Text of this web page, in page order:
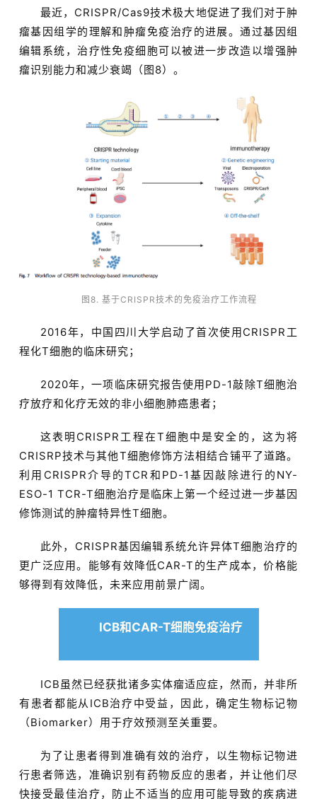
最近，CRISPR/Cas9技术极大地促进了我们对于肿
瘤基因组学的理解和肿瘤免疫治疗的进展。通过基因组
编辑系统，治疗性免疫细胞可以被进一步改造以增强肿
瘤识别能力和减少衰竭（图8）。
图8. 基于CRISPR技术的免疫治疗工作流程
2016年，中国四川大学启动了首次使用CRISPR工
程化T细胞的临床研究；
2020年，一项临床研究报告使用PD-1敲除T细胞治
疗放疗和化疗无效的非小细胞肺癌患者；
这表明CRISPR工程在T细胞中是安全的，这为将
CRISRP技术与其他T细胞修饰方法相结合铺平了道路。
利用CRISPR介导的TCR和PD-1基因敲除进行的NY-
ESO-1 TCR-T细胞治疗是临床上第一个经过进一步基因
修饰测试的肿瘤特异性T细胞。
此外，CRISPR基因编辑系统允许异体T细胞治疗的
更广泛应用。能够有效降低CAR-T的生产成本，价格能
够得到有效降低，未来应用前景广阔。
ICB和CAR-T细胞免疫治疗
ICB虽然已经获批诸多实体瘤适应症，然而，并非所
有患者都能从ICB治疗中受益，因此，确定生物标记物
（Biomarker）用于疗效预测至关重要。
为了让患者得到准确有效的治疗，以生物标记物进
行患者筛选，准确识别有药物反应的患者，并让他们尽
快接受最佳治疗，防止不适当的应用可能导致的疾病进